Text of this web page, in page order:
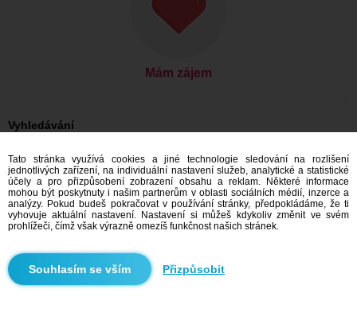
Mám zájem
Vyhledávání
On hledá ji: Muži, 26
On hledá ji: Muži, 26 - India
Seznamka India
Tato stránka využívá cookies a jiné technologie sledování na rozlišení
jednotlivých zařízení, na individuální nastavení služeb, analytické a statistické
účely a pro přizpůsobení zobrazení obsahu a reklam. Některé informace
mohou být poskytnuty i našim partnerům v oblasti sociálních médií, inzerce a
analýzy. Pokud budeš pokračovat v používání stránky, předpokládáme, že ti
vyhovuje aktuální nastavení. Nastavení si můžeš kdykoliv změnit ve svém
prohlížeči, čímž však výrazně omezíš funkčnost našich stránek.
Přizpůsobit